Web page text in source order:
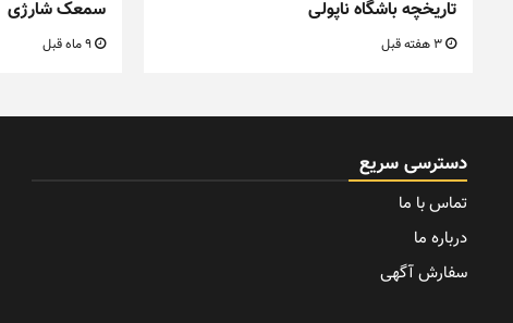
تاریخچه باشگاه ناپولی سمعک شارژی
9 ماه قبل
دسترسی سریع
تماس با ما
درباره ما
سفارش آگهی